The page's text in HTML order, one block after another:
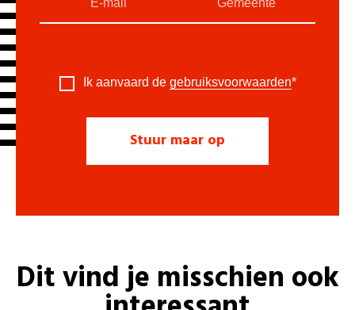
Ik aanvaard de gebruiksvoorwaarden*
Dit vind je misschien ook